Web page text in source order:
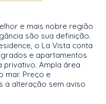
e mais nobre região
são sua definição.
o La Vista conta
e apartamentos
privativo. Ampla área
mar. Preço e
a alteração sem aviso